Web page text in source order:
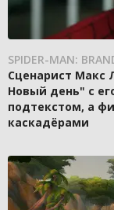
SPIDER-MAN:
Сценарист Макс
Новый день" с
подтекстом, а
каскадёрами